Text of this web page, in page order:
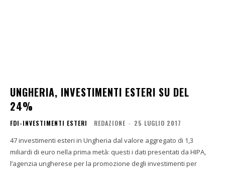
UNGHERIA, INVESTIMENTI ESTERI SU DEL
24%
FDI-INVESTIMENTI ESTERI REDAZIONE - 25 LUGLIO 2017
47 investimenti esteri in Ungheria dal valore aggregato di 1,3
miliardi di euro nella prima metà: questi i dati presentati da HIPA,
l’agenzia ungherese per la promozione degli investimenti per